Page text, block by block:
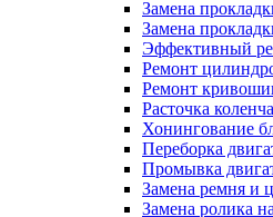
Замена
Замена
Эффективный
Ремонт
Ремонт
Расточка
Хонингование
Переборка
Промывка
Замена ремня и
Замена ролика